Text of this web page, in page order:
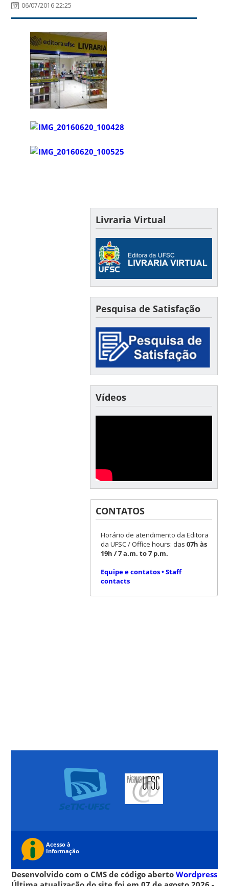
06/07/2016 22:25
Livraria Virtual
Pesquisa de Satisfação
Vídeos
CONTATOS
Horário de atendimento da Editora
da UFSC / Office hours: das 07h às
19h / 7 a.m. to 7 p.m.
Equipe e contatos • Staff
contacts
Desenvolvido com o CMS de código abertoWordpress